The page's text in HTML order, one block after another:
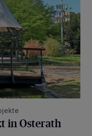
in Osterath